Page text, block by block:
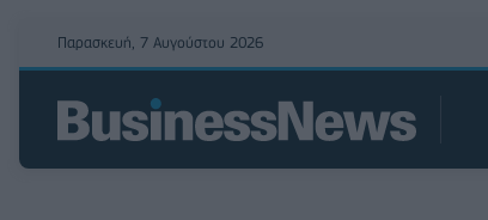
Παρασκευή, 7 Αυγούστου 2026